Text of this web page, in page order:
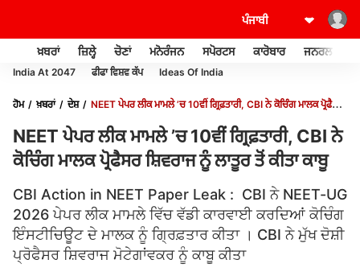
ਖ਼ਬਰਾਂ ਜ਼ਿਲ੍ਹੇ ਚੋਣਾਂ ਮਨੋਰੰਜਨ ਸਪੋਰਟਸ ਕਾਰੋਬਾਰ ਜਨਰਲ ਨੌਲਜ
India At 2047 ਫੀਫਾ ਵਿਸ਼ਵ ਕੱਪ Ideas Of India
ਹੋਮ ਖ਼ਬਰਾਂ ਦੇਸ਼
NEET ਪੇਪਰ ਲੀਕ ਮਾਮਲੇ ’ਚ 10ਵੀਂ ਗ੍ਰਿਫ਼ਤਾਰੀ, CBI ਨੇ ਕੋਚਿੰਗ ਮਾਲਕ ਪ੍ਰੋਫੈਸਰ
NEET ਪੇਪਰ ਲੀਕ ਮਾਮਲੇ ’ਚ 10ਵੀਂ ਗ੍ਰਿਫ਼ਤਾਰੀ, CBI ਨੇ
ਕੋਚਿੰਗ ਮਾਲਕ ਪ੍ਰੋਫੈਸਰ ਸ਼ਿਵਰਾਜ ਨੂੰ ਲਾਤੂਰ ਤੋਂ ਕੀਤਾ ਕਾਬੂ
CBI Action in NEET Paper Leak : CBI ਨੇ NEET-UG
2026 ਪੇਪਰ ਲੀਕ ਮਾਮਲੇ ਵਿੱਚ ਵੱਡੀ ਕਾਰਵਾਈ ਕਰਦਿਆਂ ਕੋਚਿੰਗ
ਇੰਸਟੀਚਿਊਟ ਦੇ ਮਾਲਕ ਨੂੰ ਗ੍ਰਿਫ਼ਤਾਰ ਕੀਤਾ । CBI ਨੇ ਮੁੱਖ ਦੋਸ਼ੀ
ਪ੍ਰੋਫੈਸਰ ਸ਼ਿਵਰਾਜ ਮੋਟੇਗਾਂਵਕਰ ਨੂੰ ਕਾਬੂ ਕੀਤਾ